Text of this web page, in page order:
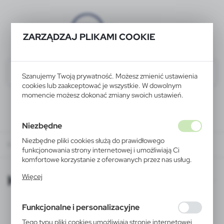
ZARZĄDZAJ PLIKAMI COOKIE
Szanujemy Twoją prywatność. Możesz zmienić ustawienia
cookies lub zaakceptować je wszystkie. W dowolnym
momencie możesz dokonać zmiany swoich ustawień.
Niezbędne
Niezbędne pliki cookies służą do prawidłowego
funkcjonowania strony internetowej i umożliwiają Ci
komfortowe korzystanie z oferowanych przez nas usług.
działania w celu m.in. dostosowania Twoich ustawień
korzystasz, może działać bez zakłóceń.
Więcej
Funkcjonalne i personalizacyjne
Tego typu pliki cookies umożliwiają stronie internetowej
KATALOGI ONLINE
KATALOGI ONLINE